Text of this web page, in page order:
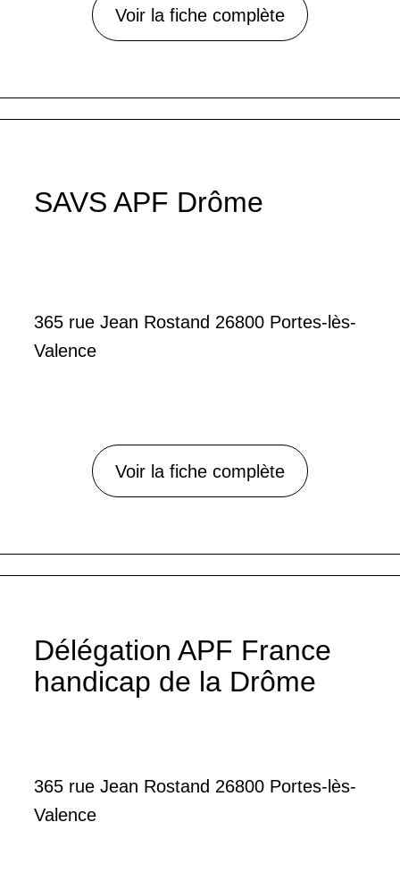
Voir la fiche complète
SAVS APF Drôme
365 rue Jean Rostand 26800 Portes-lès-
Valence
Voir la fiche complète
Délégation APF France
handicap de la Drôme
365 rue Jean Rostand 26800 Portes-lès-
Valence